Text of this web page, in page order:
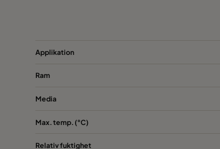
1055 493x493x95*
1055 493x595x95*
1055 393x622x95
Applikation
Ram
Media
Max. temp. (°C)
Relativ fuktighet